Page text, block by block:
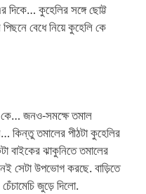
দিকে… কুহেলির সঙ্গে ছোট্ট
বেধে নিয়ে কুহেলি কে
কে… জনও-সমক্ষে তমাল
কিন্তু তমালের পীঠটা কুহেলির
বাইকের ঝাকুনিতে তমালের
সেটা উপভোগ করছে. বাড়িতে
জুড়ে দিলো.